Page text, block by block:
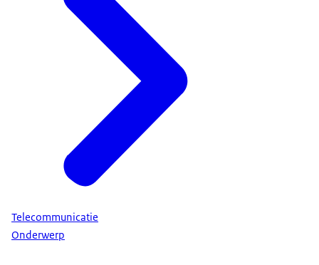
Telecommunicatie
Onderwerp